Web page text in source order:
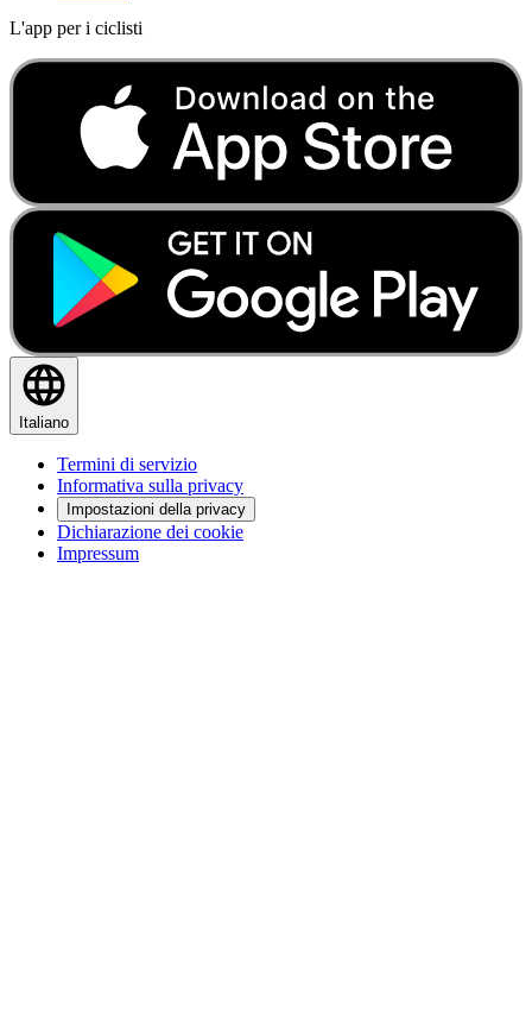
L'app per i ciclisti
Italiano
Termini di servizio
Informativa sulla privacy
Impostazioni della privacy
Dichiarazione dei cookie
Impressum